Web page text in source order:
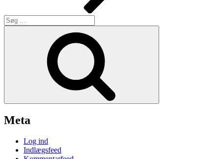
Søg
efter:
Meta
Log ind
Indlægsfeed